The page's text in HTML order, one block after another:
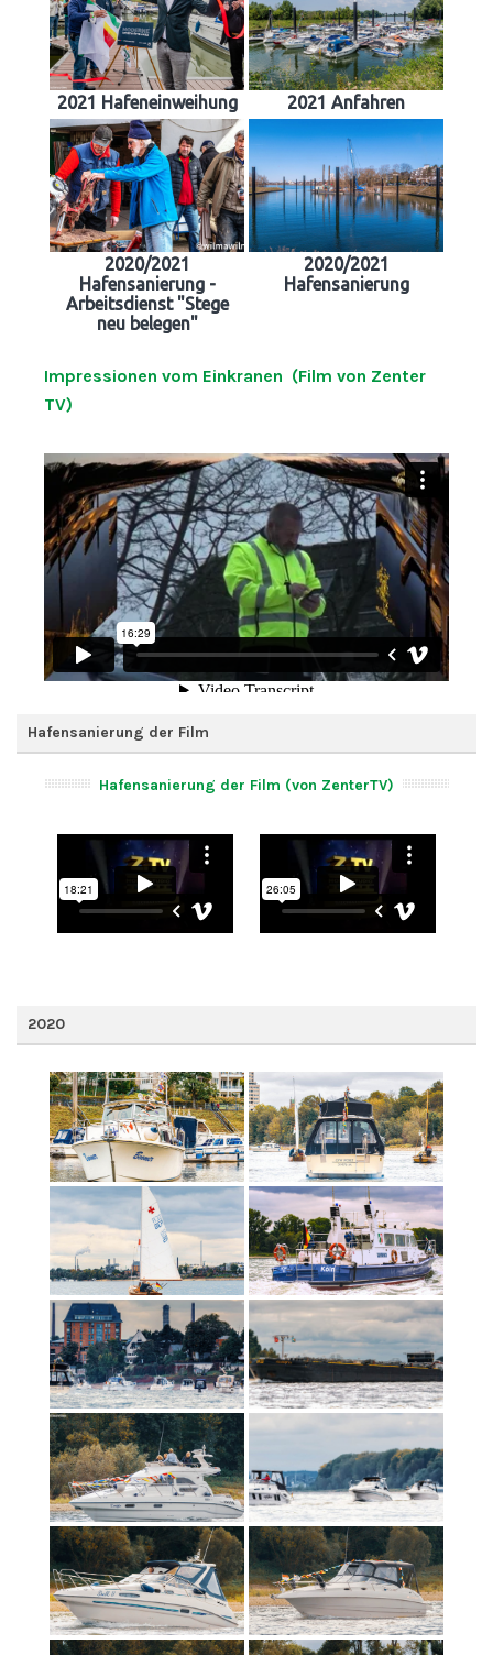
2021 Hafeneinweihung 2021 Anfahren
2020/2021
Hafensanierung -
Arbeitsdienst "Stege
neu belegen"
2020/2021
Hafensanierung
Impressionen vom Einkranen (Film von Zenter
TV)
Hafensanierung der Film
Hafensanierung der Film (von ZenterTV)
2020